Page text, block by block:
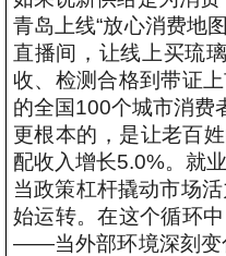
青岛上线“放心消费地
直播间，让线上买琉
收、检测合格到带证
的全国100个城市消费
更根本的，是让老百
配收入增长5.0%。就
当政策杠杆撬动市场
始运转。在这个循环
——当外部环境深刻变